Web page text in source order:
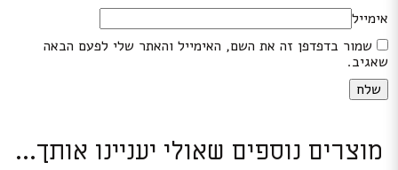
אימייל
שמור בדפדפן זה את השם, האימייל והאתר שלי לפעם הבאה
שאגיב.
מוצרים נוספים שאולי יעניינו אותך...